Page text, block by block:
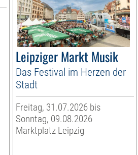
Leipziger Markt Musik
Das Festival im Herzen der
Stadt
Freitag, 31.07.2026 bis
Sonntag, 09.08.2026
Marktplatz Leipzig